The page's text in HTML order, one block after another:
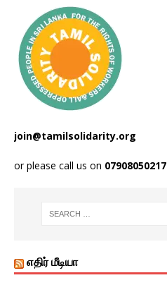
join@tamilsolidarity.org
or please call us on 07908050217
எதிர் மீடியா